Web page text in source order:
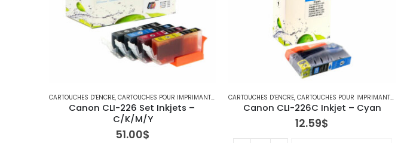
CARTOUCHES D’ENCRE, CARTOUCHES POUR IMPRIMANTES CANON
Canon CLI-226 Set Inkjets –
C/K/M/Y
51.00$
CARTOUCHES D’ENCRE, CARTOUCHES POUR IMPRIMANTES CANON
Canon CLI-226C Inkjet – Cyan
12.59$